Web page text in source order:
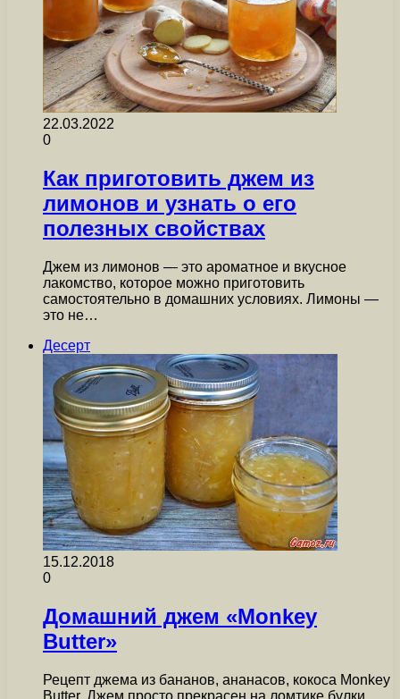
22.03.2022
0
Как приготовить джем из
лимонов и узнать о его
полезных свойствах
Джем из лимонов — это ароматное и вкусное
лакомство, которое можно приготовить
самостоятельно в домашних условиях. Лимоны —
это не…
Десерт
15.12.2018
0
Домашний джем «Monkey
Butter»
Рецепт джема из бананов, ананасов, кокоса Monkey
Butter. Джем просто прекрасен на ломтике булки,